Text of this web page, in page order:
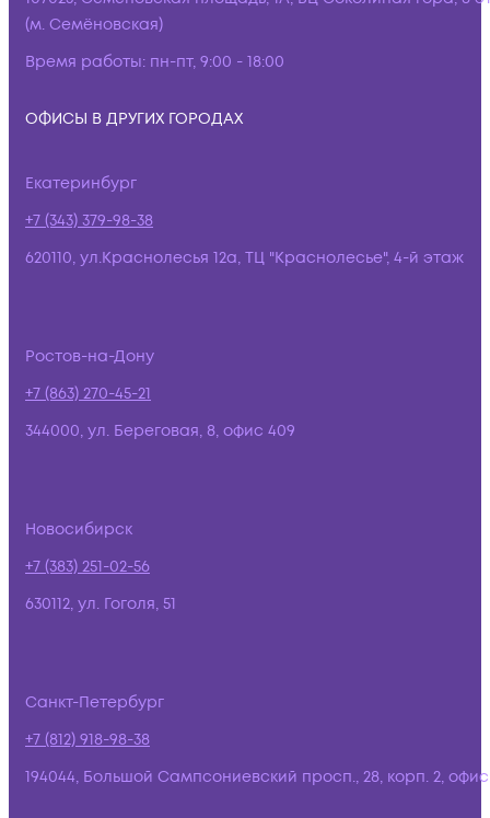
(м. Семёновская)
Время работы: пн-пт, 9:00 - 18:00
ОФИСЫ В ДРУГИХ ГОРОДАХ
Екатеринбург
+7 (343) 379-98-38
620110, ул.Краснолесья 12а, ТЦ "Краснолесье", 4-й этаж
Ростов-на-Дону
+7 (863) 270-45-21
344000, ул. Береговая, 8, офис 409
Новосибирск
+7 (383) 251-02-56
630112, ул. Гоголя, 51
Санкт-Петербург
+7 (812) 918-98-38
194044, Большой Сампсониевский просп., 28, корп. 2,